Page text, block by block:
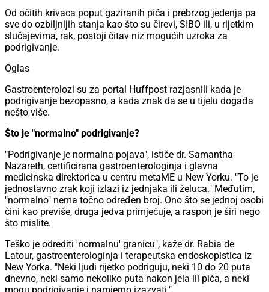
Od očitih krivaca poput gaziranih pića i prebrzog jedenja pa
sve do ozbiljnijih stanja kao što su čirevi, SIBO ili, u rijetkim
slučajevima, rak, postoji čitav niz mogućih uzroka za
podrigivanje.
Oglas
Gastroenterolozi su za portal Huffpost razjasnili kada je
podrigivanje bezopasno, a kada znak da se u tijelu događa
nešto više.
Što je "normalno" podrigivanje?
"Podrigivanje je normalna pojava", ističe dr. Samantha
Nazareth, certificirana gastroenterologinja i glavna
medicinska direktorica u centru metaME u New Yorku. "To je
jednostavno zrak koji izlazi iz jednjaka ili želuca." Međutim,
"normalno" nema točno određen broj. Ono što se jednoj osobi
čini kao previše, druga jedva primjećuje, a raspon je širi nego
što mislite.
Teško je odrediti 'normalnu' granicu", kaže dr. Rabia de
Latour, gastroenterologinja i terapeutska endoskopistica iz
New Yorka. "Neki ljudi rijetko podriguju, neki 10 do 20 puta
dnevno, neki samo nekoliko puta nakon jela ili pića, a neki